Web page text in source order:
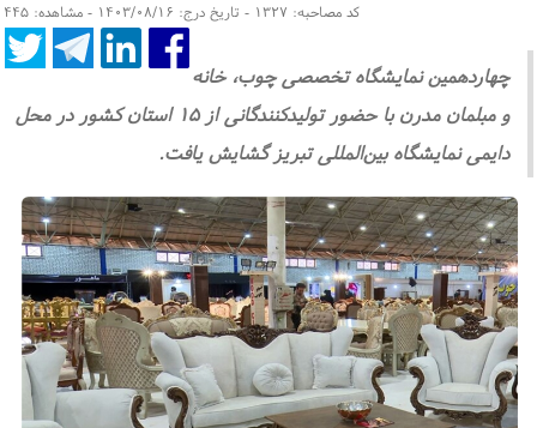
کد مصاحبه: ۱۳۲۷ - تاریخ درج: ۱۴۰۳/۰۸/۱۶ - مشاهده: ۴۴۵
چهاردهمین نمایشگاه تخصصی چوب، خانه
و مبلمان مدرن با حضور تولیدکنندگانی از ۱۵ استان کشور در محل
دایمی نمایشگاه بین‌المللی تبریز گشایش یافت.